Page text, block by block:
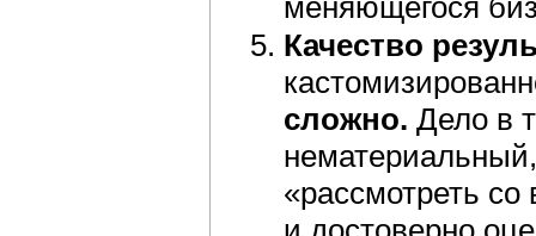
Качество
сложно. Дело в
«рассмотреть